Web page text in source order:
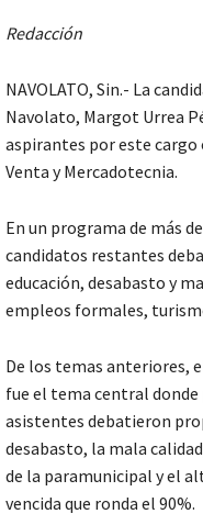
Redacción
NAVOLATO, Sin.- La
Navolato, Margot Urrea
aspirantes por este cargo
Venta y Mercadotecnia.
En un programa de más
candidatos restantes
educación, desabasto y
empleos formales,
De los temas anteriores,
fue el tema central
asistentes debatieron
desabasto, la mala
de la paramunicipal y el
vencida que ronda el 90%.